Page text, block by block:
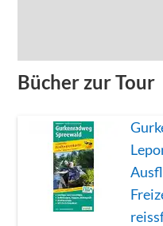
Bücher zur Tour